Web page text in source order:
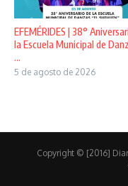
EFEMÉRIDES | 38°
la Escuela Municipal de
...
5 de agosto de 2026
Copyright © [2016]